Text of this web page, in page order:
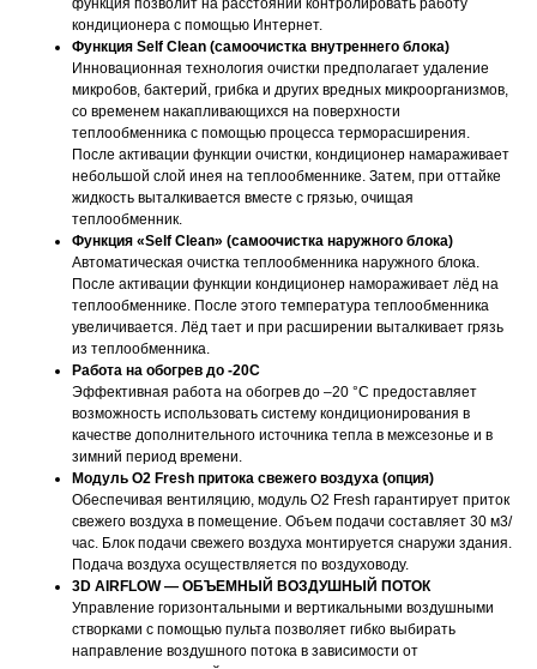
функция позволит на расстоянии контролировать работу
кондиционера с помощью Интернет.
Функция Self Clean (самоочистка внутреннего блока)
Инновационная технология очистки предполагает удаление
микробов, бактерий, грибка и других вредных микроорганизмов,
со временем накапливающихся на поверхности
теплообменника с помощью процесса терморасширения.
После активации функции очистки, кондиционер намараживает
небольшой слой инея на теплообменнике. Затем, при оттайке
жидкость выталкивается вместе с грязью, очищая
теплообменник.
Функция «Self Clean» (самоочистка наружного блока)
Автоматическая очистка теплообменника наружного блока.
После активации функции кондиционер намораживает лёд на
теплообменнике. После этого температура теплообменника
увеличивается. Лёд тает и при расширении выталкивает грязь
из теплообменника.
Работа на обогрев до -20С
Эффективная работа на обогрев до –20 °С предоставляет
возможность использовать систему кондиционирования в
качестве дополнительного источника тепла в межсезонье и в
зимний период времени.
Модуль O2 Fresh притока свежего воздуха (опция)
Обеспечивая вентиляцию, модуль O2 Fresh гарантирует приток
свежего воздуха в помещение. Объем подачи составляет 30 м3/
час. Блок подачи свежего воздуха монтируется снаружи здания.
Подача воздуха осуществляется по воздуховоду.
3D AIRFLOW — ОБЪЕМНЫЙ ВОЗДУШНЫЙ ПОТОК
Управление горизонтальными и вертикальными воздушными
створками с помощью пульта позволяет гибко выбирать
направление воздушного потока в зависимости от